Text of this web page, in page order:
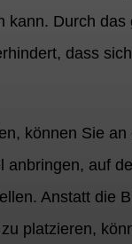
kann. Durch das
dass
können Sie an
anbringen, auf
Anstatt die
platzieren,